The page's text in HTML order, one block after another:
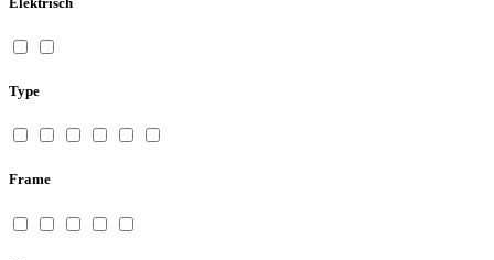
Type
Frame